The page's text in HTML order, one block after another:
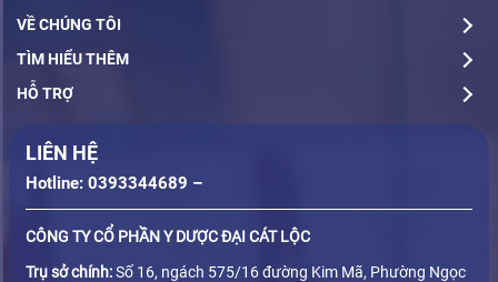
VỀ CHÚNG TÔI
TÌM HIỂU THÊM
HỖ TRỢ
LIÊN HỆ
Hotline: 0393344689 –
CÔNG TY CỔ PHẦN Y DƯỢC ĐẠI CÁT LỘC
Trụ sở chính:Số 16, ngách 575/16 đường Kim Mã, Phường Ngọc